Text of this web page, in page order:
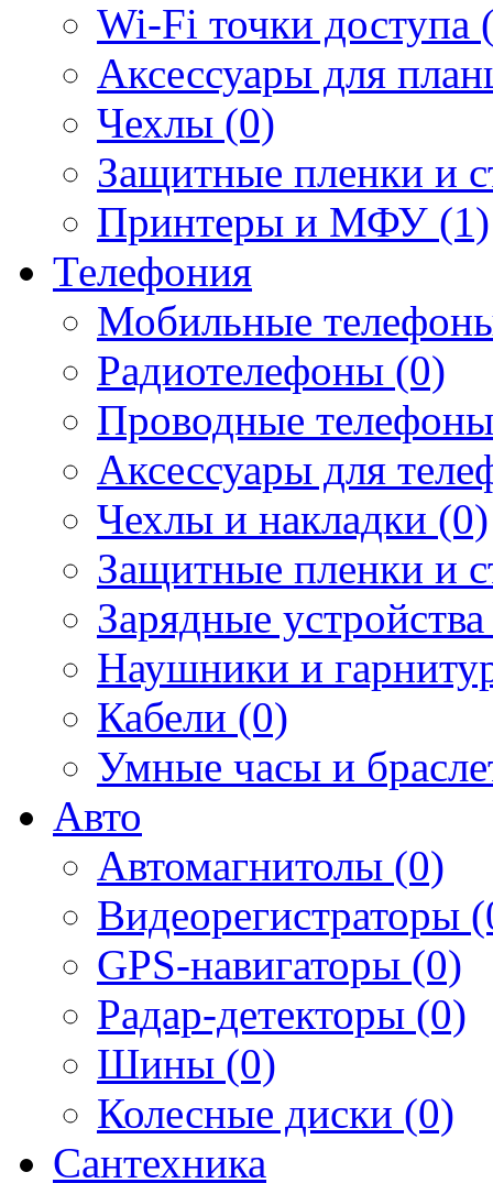
Wi-Fi точки доступа
Аксессуары для
Чехлы (0)
Защитные пленки и
Принтеры и МФУ (1)
Телефония
Мобильные
Радиотелефоны (0)
Проводные
Аксессуары для
Чехлы и накладки (0)
Защитные пленки и
Зарядные
Наушники и
Кабели (0)
Умные часы и
Авто
Автомагнитолы (0)
Видеорегистраторы
GPS-навигаторы (0)
Радар-детекторы (0)
Шины (0)
Колесные диски (0)
Сантехника